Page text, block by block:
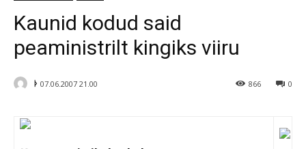
Kaunid kodud said
peaministrilt kingiks viiru
ᚦ 0
07.06.2007 21.00 866